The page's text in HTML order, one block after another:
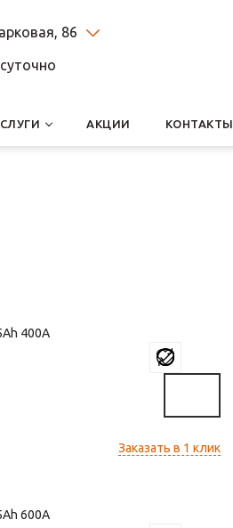
86
АКЦИИ КОНТАКТЫ
400
Заказать в 1 клик
600